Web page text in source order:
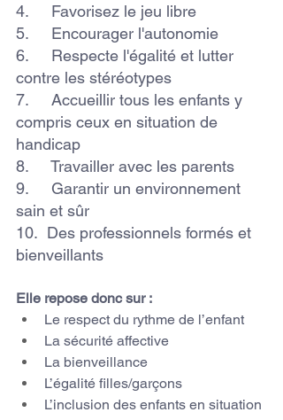
4.     Favorisez le jeu libre
5.     Encourager l'autonomie
6.     Respecte l'égalité et lutter
contre les stéréotypes
7.     Accueillir tous les enfants y
compris ceux en situation de
handicap
8.     Travailler avec les parents
9.     Garantir un environnement
sain et sûr
10.  Des professionnels formés et
bienveillants
Elle repose donc sur :
Le respect du rythme de l’enfant
La sécurité affective
La bienveillance
L’égalité filles/garçons
L’inclusion des enfants en situation